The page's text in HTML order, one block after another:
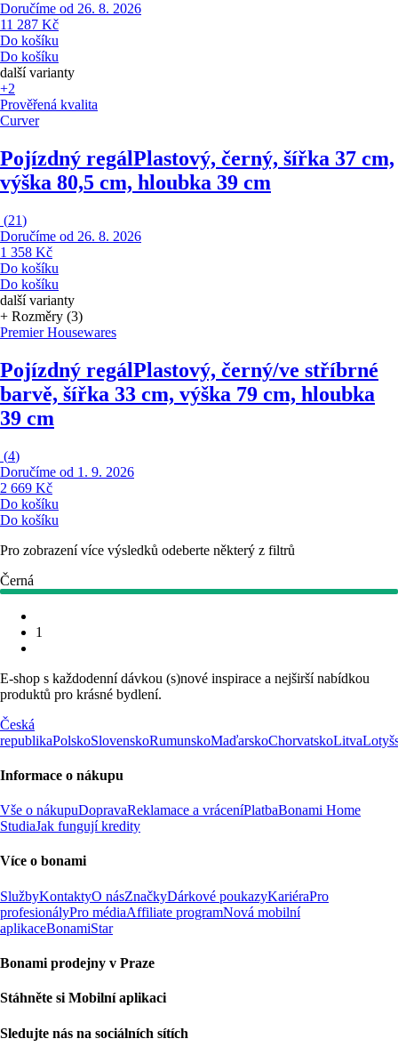
Doručíme od 26. 8. 2026
11 287 Kč
Do košíku
Do košíku
další varianty
+2
Prověřená kvalita
Curver
Pojízdný regálPlastový, černý, šířka 37 cm,
výška 80,5 cm, hloubka 39 cm
(21)
Doručíme od 26. 8. 2026
1 358 Kč
Do košíku
Do košíku
další varianty
+ Rozměry (3)
Premier Housewares
Pojízdný regálPlastový, černý/ve stříbrné
barvě, šířka 33 cm, výška 79 cm, hloubka
39 cm
(4)
Doručíme od 1. 9. 2026
2 669 Kč
Do košíku
Do košíku
Pro zobrazení více výsledků odeberte některý z filtrů
Černá
1
E-shop s každodenní dávkou (s)nové inspirace a nejširší nabídkou
produktů pro krásné bydlení.
Česká
republikaPolskoSlovenskoRumunskoMaďarskoChorvatskoLitva
Informace o nákupu
Vše o nákupuDopravaReklamace a vráceníPlatbaBonami Home
StudiaJak fungují kredity
Více o bonami
SlužbyKontaktyO násZnačkyDárkové poukazyKariéraPro
profesionályPro médiaAffiliate programNová mobilní
aplikaceBonamiStar
Bonami prodejny v Praze
Stáhněte si Mobilní aplikaci
Sledujte nás na sociálních sítích